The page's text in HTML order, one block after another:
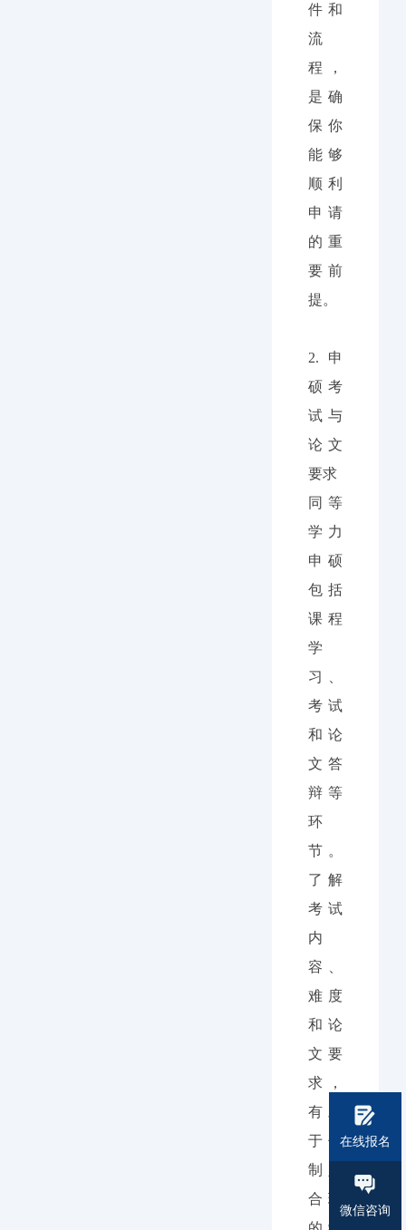
在线报名
微信咨询
件和
流
程，
是确
保你
能够
顺利
申请
的重
要前
提。
2. 申
硕考
试与
论文
要求
同等
学力
申硕
包括
课程
学
习、
考试
和论
文答
辩等
环
节。
了解
考试
内
容、
难度
和论
文要
求，
有助
于你
制定
合理